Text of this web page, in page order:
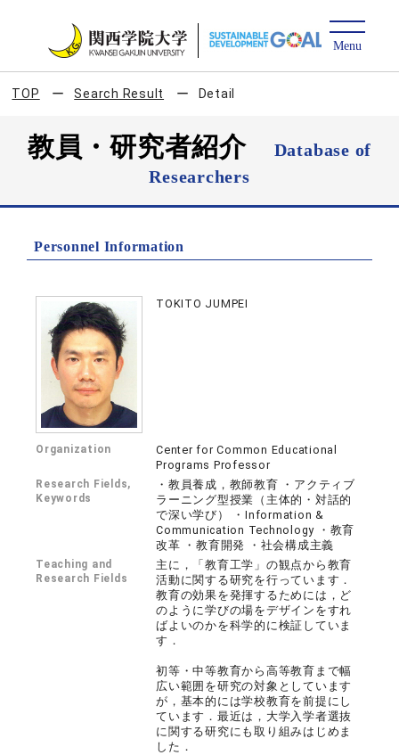
TOP Search Result Detail
教員・研究者紹介
Database of
Researchers
Personnel Information
TOKITO JUMPEI
Organization
Center for Common Educational
Programs Professor
Research Fields,
Keywords
・教員養成，教師教育 ・アクティブ
ラーニング型授業（主体的・対話的
で深い学び） ・Information &
Communication Technology ・教育
改革 ・教育開発 ・社会構成主義
Teaching and
Research Fields
主に，「教育工学」の観点から教育
活動に関する研究を行っています．
教育の効果を発揮するためには，ど
のように学びの場をデザインをすれ
ばよいのかを科学的に検証していま
す．
初等・中等教育から高等教育まで幅
広い範囲を研究の対象としています
が，基本的には学校教育を前提にし
ています．最近は，大学入学者選抜
に関する研究にも取り組みはじめま
した．